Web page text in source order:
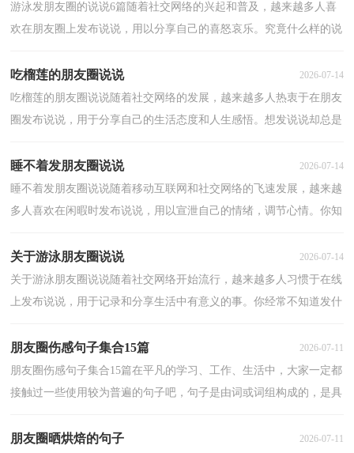
游泳发朋友圈的说说6篇随着社交网络的兴起和普及，越来越多人喜
欢在朋友圈上发布说说，用以分享自己的喜怒哀乐。究竟什么样的说
吃榴莲的朋友圈说说 2026-07-14
吃榴莲的朋友圈说说随着社交网络的发展，越来越多人热衷于在朋友
圈发布说说，用于分享自己的生活态度和人生感悟。想发说说却总是
睡不着发朋友圈说说 2026-07-14
睡不着发朋友圈说说随着移动互联网和社交网络的飞速发展，越来越
多人喜欢在闲暇时发布说说，用以宣泄自己的情绪，调节心情。你知
关于游泳朋友圈说说 2026-07-14
关于游泳朋友圈说说随着社交网络开始流行，越来越多人习惯于在线
上发布说说，用于记录和分享生活中有意义的事。你经常不知道发什
朋友圈伤感句子集合15篇 2026-07-11
朋友圈伤感句子集合15篇在平凡的学习、工作、生活中，大家一定都
接触过一些使用较为普遍的句子吧，句子是由词或词组构成的，是具
朋友圈晒烘焙的句子 2026-07-11